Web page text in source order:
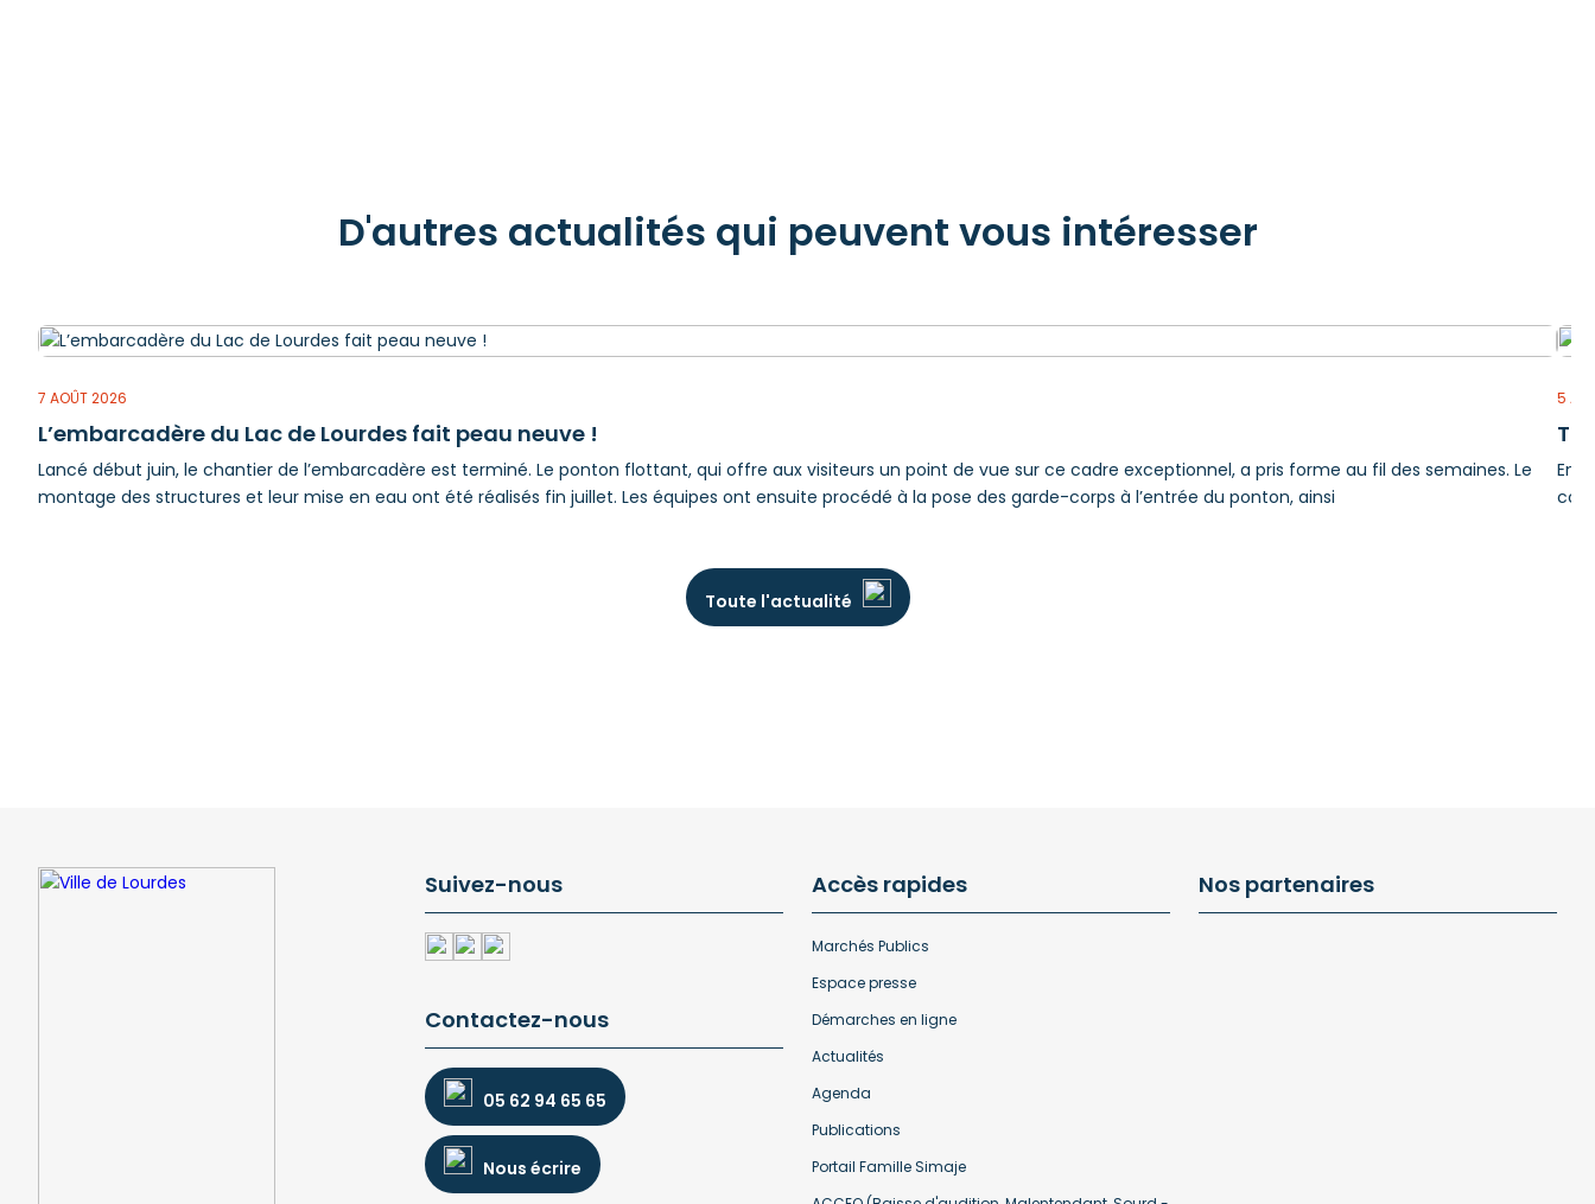
D'autres actualités qui peuvent vous intéresser
7 AOÛT 2026
L’embarcadère du Lac de Lourdes fait peau neuve !
Lancé début juin, le chantier de l’embarcadère est terminé. Le ponton flottant, qui offre aux visiteurs un point de vue sur ce cadre exceptionnel, a pris forme au fil des semaines. Le
montage des structures et leur mise en eau ont été réalisés fin juillet. Les équipes ont ensuite procédé à la pose des garde-corps à l’entrée du ponton, ainsi
5
En
Toute l'actualité
Suivez-nous
Contactez-nous
05 62 94 65 65
Nous écrire
Accès rapides
Marchés Publics
Espace presse
Démarches en ligne
Actualités
Agenda
Publications
Portail Famille Simaje
Nos partenaires